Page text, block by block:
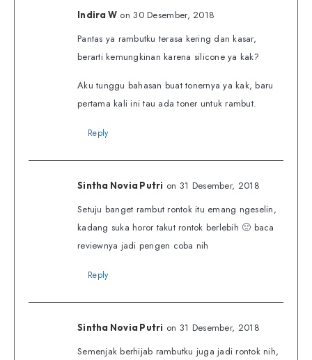
Indira W on 30 Desember, 2018
Pantas ya rambutku terasa kering dan kasar,
berarti kemungkinan karena silicone ya kak?
Aku tunggu bahasan buat tonernya ya kak, baru
pertama kali ini tau ada toner untuk rambut.
Reply
Sintha Novia Putri on 31 Desember, 2018
Setuju banget rambut rontok itu emang ngeselin,
kadang suka horor takut rontok berlebih 🙁 baca
reviewnya jadi pengen coba nih
Reply
Sintha Novia Putri on 31 Desember, 2018
Semenjak berhijab rambutku juga jadi rontok nih,